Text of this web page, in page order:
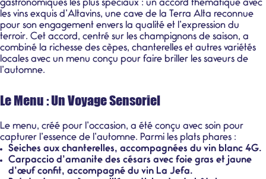
gastronomiques les plus spéciaux : un accord thématique avec
les vins exquis d’Altavins, une cave de la Terra Alta reconnue
pour son engagement envers la qualité et l’expression du
terroir. Cet accord, centré sur les champignons de saison, a
combiné la richesse des cèpes, chanterelles et autres variétés
locales avec un menu conçu pour faire briller les saveurs de
l’automne.
Le Menu : Un Voyage Sensoriel
Le menu, créé pour l’occasion, a été conçu avec soin pour
capturer l’essence de l’automne. Parmi les plats phares :
Seiches aux chanterelles, accompagnées du vin blanc 4G.
Carpaccio d’amanite des césars avec foie gras et jaune
d’œuf confit, accompagné du vin La Jefa.